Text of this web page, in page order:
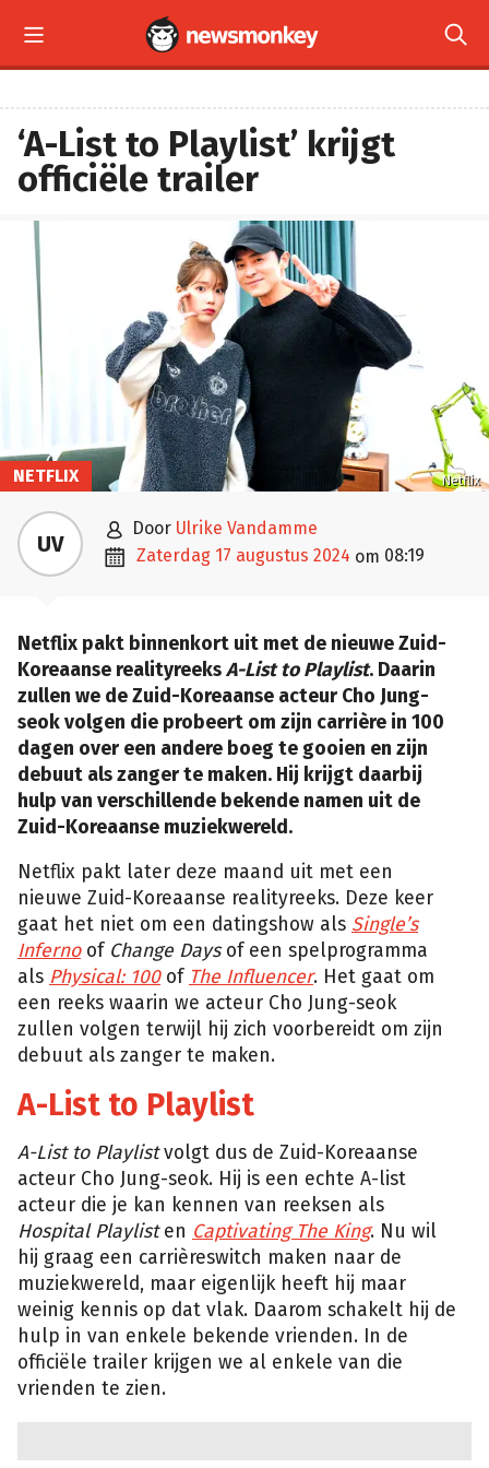
 
‘A-List to Playlist’ krijgt
officiële trailer
Netflix
NETFLIX
UV  door Ulrike Vandamme
 zaterdag 17 augustus 2024 om 08:19
Netflix pakt binnenkort uit met de nieuwe Zuid-
Koreaanse realityreeksA-List to Playlist. Daarin
zullen we de Zuid-Koreaanse acteur Cho Jung-
seok volgen die probeert om zijn carrière in 100
dagen over een andere boeg te gooien en zijn
debuut als zanger te maken. Hij krijgt daarbij
hulp van verschillende bekende namen uit de
Zuid-Koreaanse muziekwereld.
Netflix pakt later deze maand uit met een
nieuwe Zuid-Koreaanse realityreeks. Deze keer
gaat het niet om een datingshow als Single’s
Infernoof Change Daysof een spelprogramma
als Physical: 100of The Influencer. Het gaat om
een reeks waarin we acteur Cho Jung-seok
zullen volgen terwijl hij zich voorbereidt om zijn
debuut als zanger te maken.
A-List to Playlist
A-List to Playlistvolgt dus de Zuid-Koreaanse
acteur Cho Jung-seok. Hij is een echte A-list
acteur die je kan kennen van reeksen als
Hospital Playlisten Captivating The King. Nu wil
hij graag een carrièreswitch maken naar de
muziekwereld, maar eigenlijk heeft hij maar
weinig kennis op dat vlak. Daarom schakelt hij de
hulp in van enkele bekende vrienden. In de
officiële trailer krijgen we al enkele van die
vrienden te zien.